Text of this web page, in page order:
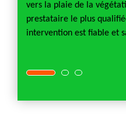
vers la plaie de la
prestataire le plus
intervention est fiable et